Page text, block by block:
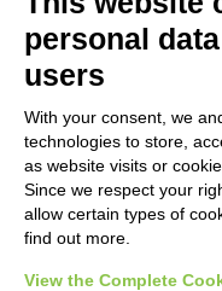
8. Vendasta:
Vendasta occupa
mercato delle
focalizzandosi su
servizi di
personal
users
With your consent, we
technologies to store,
as website visits or
Since we respect your
allow certain types of
find out more.
View the Complete